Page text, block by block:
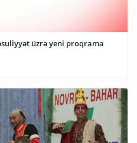
üzrə yeni proqrama